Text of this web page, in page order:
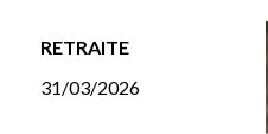
RETRAITE
31/03/2026